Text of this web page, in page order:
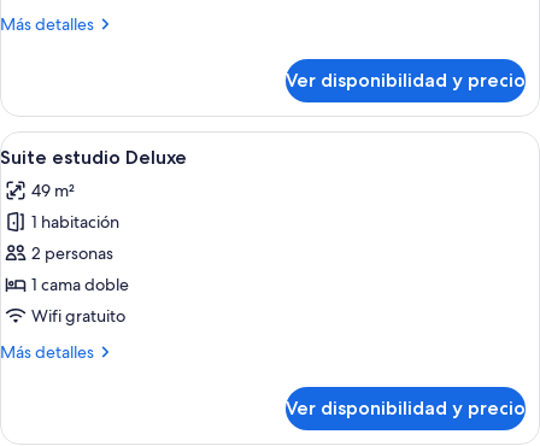
Más detalles
Más
estudio
Ver disponibilidad y precio
Ver
todas
las
fotos
de
Suite
estudio
Una habitación de hotel moderna
4
Suite estudio Deluxe
49 m²
1 habitación
2 personas
1 cama doble
Wifi gratuito
Más detalles
Más
estudio
Ver disponibilidad y precio